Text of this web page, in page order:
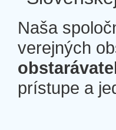
Naša
verejných
prístupe a